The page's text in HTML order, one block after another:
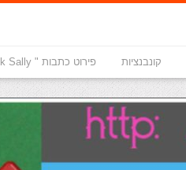
קונבנציות פירוט כתבות " Ask Sally "